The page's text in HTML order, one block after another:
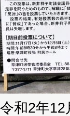
和2年12